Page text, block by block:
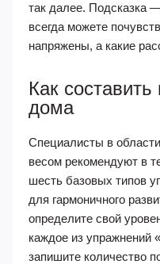
так далее. Подсказка
всегда можете
напряжены, а какие
Как
дома
Специалисты в
весом рекомендуют в
шесть базовых типов
для гармоничного
определите свой
каждое из упражнений
запишите количество